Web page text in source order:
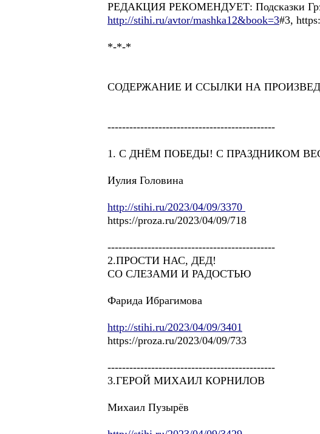
РЕДАКЦИЯ РЕКОМЕНДУЕТ: Подсказки
http://stihi.ru/avtor/mashka12&book=3#3,
*-*-*
СОДЕРЖАНИЕ И ССЫЛКИ НА
----------------------------------------------
1. С ДНЁМ ПОБЕДЫ! С ПРАЗДНИКОМ
Иулия Головина
http://stihi.ru/2023/04/09/3370
https://proza.ru/2023/04/09/718
----------------------------------------------
2.ПРОСТИ НАС, ДЕД!
СО СЛЕЗАМИ И РАДОСТЬЮ
Фарида Ибрагимова
http://stihi.ru/2023/04/09/3401
https://proza.ru/2023/04/09/733
----------------------------------------------
3.ГЕРОЙ МИХАИЛ КОРНИЛОВ
Михаил Пузырёв